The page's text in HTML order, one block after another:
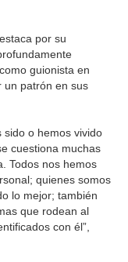
por su
guionista en
un patrón en sus
sido o hemos vivido
cuestiona muchas
Todos nos hemos
quienes somos
lo mejor; también
que rodean al
con él”,